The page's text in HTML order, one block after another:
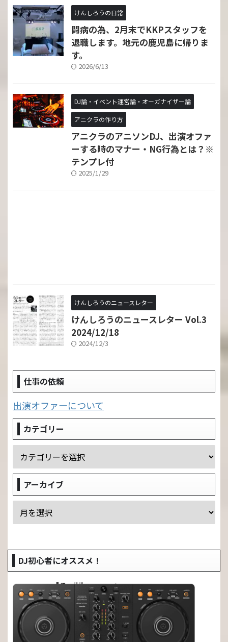
けんしろうの日常
闘病の為、2月末でKKPスタッフを
退職します。地元の鹿児島に帰りま
す。
2026/6/13
DJ論・イベント運営論・オーガナイザー論
アニクラの作り方
アニクラのアニソンDJ、出演オファ
ーする時のマナー・NG行為とは？※
テンプレ付
2025/1/29
けんしろうのニュースレター
けんしろうのニュースレター Vol.3
2024/12/18
2024/12/3
仕事の依頼
出演オファーについて
カテゴリー
アーカイブ
DJ初心者にオススメ！